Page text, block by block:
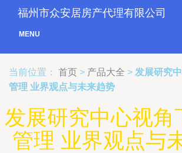
福州市众安居房产代理有限公司
MENU
当前位置： 首页 > 产品大全 > 发展研究
管理 业界观点与未来趋势
发展研究中心视角
管理 业界观点与